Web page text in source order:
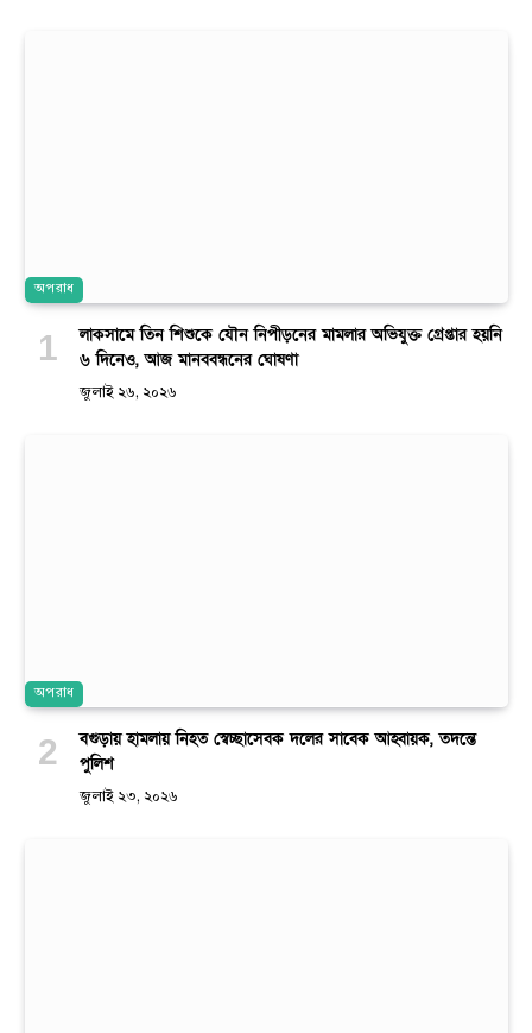
অপরাধ
লাকসামে তিন শিশুকে যৌন নিপীড়নের মামলার অভিযুক্ত গ্রেপ্তার হয়নি
৬ দিনেও, আজ মানববন্ধনের ঘোষণা
জুলাই ২৬, ২০২৬
অপরাধ
বগুড়ায় হামলায় নিহত স্বেচ্ছাসেবক দলের সাবেক আহ্বায়ক, তদন্তে
পুলিশ
জুলাই ২৩, ২০২৬